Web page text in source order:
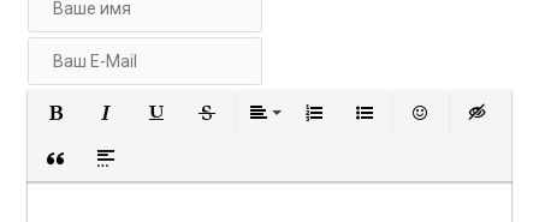
Вставка цитаты
Вставка спойлера